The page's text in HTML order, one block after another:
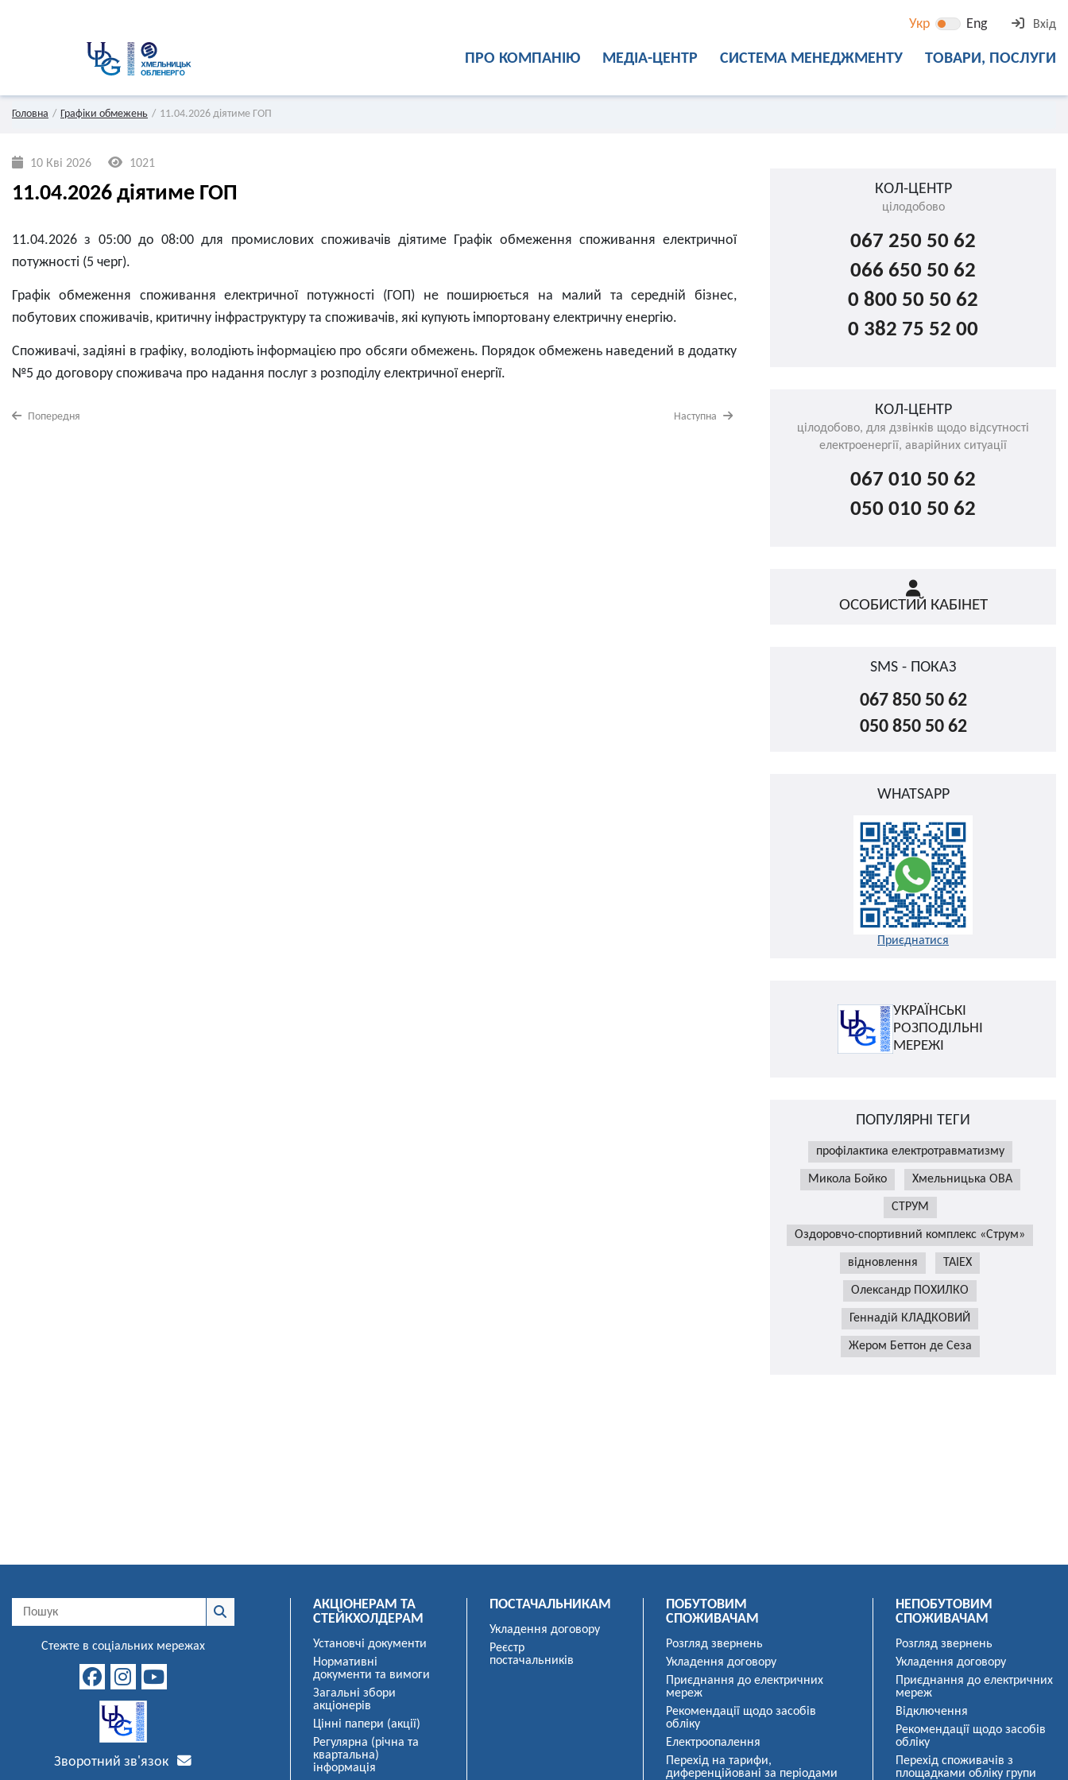
Укр Eng Вхід
ПРО КОМПАНІЮ МЕДІА-ЦЕНТР СИСТЕМА МЕНЕДЖМЕНТУ ТОВАРИ, ПОСЛУГИ
Головна Графіки обмежень 11.04.2026 діятиме ГОП
10 Кві 2026 1021
11.04.2026 діятиме ГОП
11.04.2026 з 05:00 до 08:00 для промислових споживачів діятиме Графік обмеження споживання електричної
потужності (5 черг).
Графік обмеження споживання електричної потужності (ГОП) не поширюється на малий та середній бізнес,
побутових споживачів, критичну інфраструктуру та споживачів, які купують імпортовану електричну енергію.
Споживачі, задіяні в графіку, володіють інформацією про обсяги обмежень. Порядок обмежень наведений в додатку
№5 до договору споживача про надання послуг з розподілу електричної енергії.
Попередня Наступна
КОЛ-ЦЕНТР
цілодобово
067 250 50 62
066 650 50 62
0 800 50 50 62
0 382 75 52 00
КОЛ-ЦЕНТР
цілодобово, для дзвінків щодо відсутності
електроенергії, аварійних ситуації
067 010 50 62
050 010 50 62
ОСОБИСТИЙ КАБІНЕТ
SMS - ПОКАЗ
067 850 50 62
050 850 50 62
WHATSAPP
Приєднатися
УКРАЇНСЬКІ
РОЗПОДІЛЬНІ
МЕРЕЖІ
ПОПУЛЯРНІ ТЕГИ
профілактика електротравматизму
Микола Бойко Хмельницька ОВА
СТРУМ
Оздоровчо-спортивний комплекс «Струм»
відновлення TAIEX
Олександр ПОХИЛКО
Геннадій КЛАДКОВИЙ
Жером Беттон де Сеза
Стежте в соціальних мережах
Зворотний зв'язок
АКЦІОНЕРАМ ТА
СТЕЙКХОЛДЕРАМ
Установчі документи
Нормативні
документи та вимоги
Загальні збори
акціонерів
Цінні папери (акції)
Регулярна (річна та
квартальна)
інформація
ПОСТАЧАЛЬНИКАМ
Укладення договору
Реєстр
постачальників
ПОБУТОВИМ
СПОЖИВАЧАМ
Розгляд звернень
Укладення договору
Приєднання до електричних
мереж
Рекомендації щодо засобів
обліку
Електроопалення
Перехід на тарифи,
диференційовані за періодами
НЕПОБУТОВИМ
СПОЖИВАЧАМ
Розгляд звернень
Укладення договору
Приєднання до електричних
мереж
Відключення
Рекомендації щодо засобів
обліку
Перехід споживачів з
площадками обліку групи